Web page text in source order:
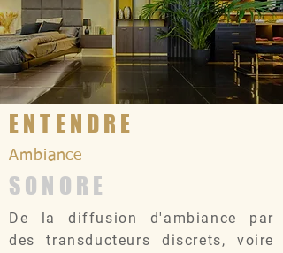
ENTENDRE
Ambiance
SONORE
De la diffusion d'ambiance par
des transducteurs discrets, voire